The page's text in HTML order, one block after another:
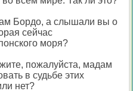
Бордо, а слышали вы о
сейчас
моря?
пожалуйста, мадам
в судьбе этих
нет?